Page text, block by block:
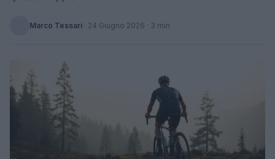
Marco Tessari · 24 Giugno 2026 · 3 min